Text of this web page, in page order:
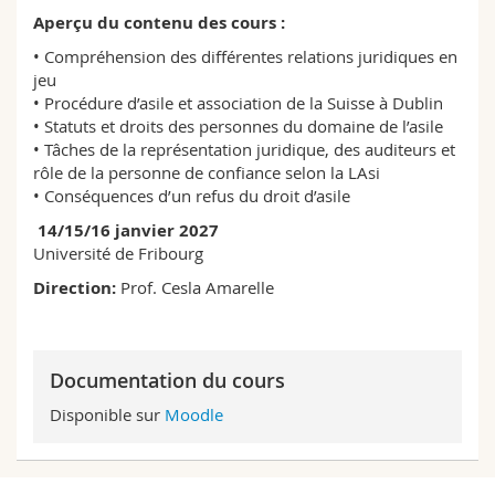
MyUnifr
Aperçu du contenu des cours :
• Compréhension des différentes relations juridiques en
jeu
• Procédure d’asile et association de la Suisse à Dublin
• Statuts et droits des personnes du domaine de l’asile
• Tâches de la représentation juridique, des auditeurs et
rôle de la personne de confiance selon la LAsi
• Conséquences d’un refus du droit d’asile
14/15/16 janvier 2027
Université de Fribourg
Direction: Prof. Cesla Amarelle
Documentation du cours
Disponible sur Moodle